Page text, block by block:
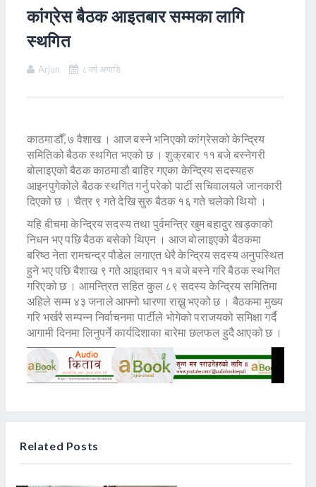
कांग्रेस बैठक आइतबार सम्मका लागि
स्थगित
Arjun ८ वर्ष अगाडि
काठमाडौँ, ७ वैशाख । आज बस्ने भनिएको कांग्रेसको केन्द्रिय
समितिको बैठक स्थगित भएको छ । शुक्रबार ११ बजे बस्नेगरी
बोलाइएको बैठक काठमाडौ बाहिर गएका केन्द्रिय सदस्यहरु
आइनपुगेकोले बैठक स्थगित गर्नु परेको पार्टी सचिवालयले जानकारी
दिएको छ । चैत्र ९ गते देखि सुरु बैठक १६ गते चलेको थियो ।
यहि बीचमा केन्द्रिय सदस्य तथा पुर्वमन्त्रि खुम बहादुर खड्काको
निधन भए पछि बैठक बसेको थिएन । आज बोलाइएको बैठकमा
बरिष्ठ नेता रामचन्द्र पौडेल लगाएत धेरै केन्द्रिय सदस्य अनुपस्थित
हुने भए पछि बैशाख ९ गते आइतबार ११ बजे बस्ने गरि बैठक स्थगित
गरिएको छ । आमन्त्रित सहित कुल ८९ सदस्य केन्द्रिय समितिमा
अहिले सम्म ४३ जनाले आफ्नो धारणा राख्नु भएको छ । बैठकमा मुख्य
गरि भर्खरै सम्पन्न निर्वाचनमा पार्टीले भोगेको पराजयको समिक्षा गर्दै
आगामी दिनमा लिनुपर्ने कार्यदिशाका बारेमा छलफल हुदै आएको छ ।
Related Posts